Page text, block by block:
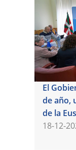
El
de año,
de la
18-12-